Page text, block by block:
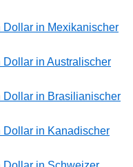
Dollar in Mexikanischer
Dollar in Australischer
Dollar in Brasilianischer
Dollar in Kanadischer